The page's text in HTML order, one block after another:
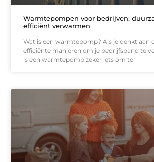
Warmtepompen voor bedrijven:
efficiënt verwarmen
Wat is een warmtepomp? Als je denkt aan
efficiënte manieren om je bedrijfspand te
is een warmtepomp zeker iets om te